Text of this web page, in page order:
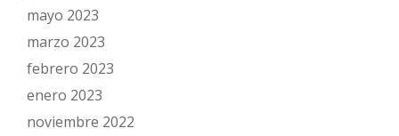
mayo 2023
marzo 2023
febrero 2023
enero 2023
noviembre 2022